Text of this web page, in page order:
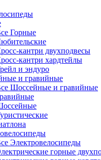
Горные
кантри двухподвесы
кантри хардтейлы
и эндуро
и гравийные
Шоссейные и гравийные
Электровелосипеды
горные